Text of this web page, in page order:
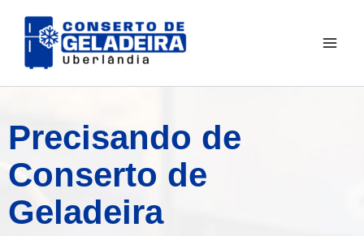
para
Precisando de
Conserto de
Geladeira